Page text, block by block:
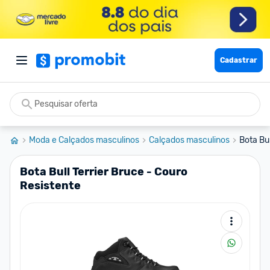
Cadastrar
Moda e Calçados masculinos Calçados masculinos Bota
Bota Bull Terrier Bruce - Couro
Resistente